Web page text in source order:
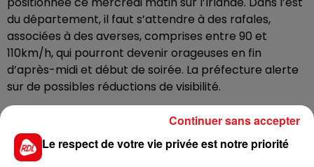
du département, il faut s’attendre à des rafales,
associées à des averses, comprises entre 90 et
110km/h, qui pourront devenir orageuses en fin
d’après-midi et début de soirée. La préfecture alerte
sur de possibles réductions de visibilité.
Le préfet recommande d’éviter toute sortie en mer et
Le nord est en vigilance jaune. La seine maritime et la
Le respect de votre vie privée est notre priorité
Continuer sans accepter